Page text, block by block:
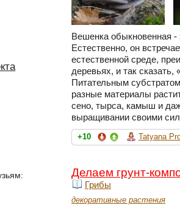
Вешенка обыкновенная
Естественно, он
естественной среде,
деревьях, и так
Питательным
разные материалы
сено, тырса, камыш и
выращивании своими
+10 Tatyana
Делаем грунт-
Грибы
декоративные растения